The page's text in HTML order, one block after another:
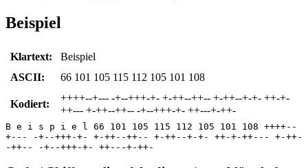
Beispiel
Klartext:
Beispiel
ASCII:
66 101 105 115 112 105 101 108
Kodiert:
++++--+--- -+--+++-+- +-++--++-- +-++--+-+- ++-+-
++--- +-++--++-- -+--+++-+- ++---+-++-
B e i s p i e l 66 101 105 115 112 105 101 108 ++++--
+--- -+--+++-+- +-++--++-- +-++--+-+- ++-+-++--- +-++-
-++-- -+--+++-+- ++---+-++-